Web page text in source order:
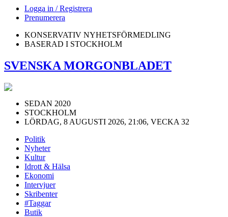
Logga in / Registrera
Prenumerera
KONSERVATIV NYHETSFÖRMEDLING
BASERAD I STOCKHOLM
SVENSKA MORGONBLADET
SEDAN 2020
STOCKHOLM
LÖRDAG, 8 AUGUSTI 2026, 21:06, VECKA 32
Politik
Nyheter
Kultur
Idrott & Hälsa
Ekonomi
Intervjuer
Skribenter
#Taggar
Butik